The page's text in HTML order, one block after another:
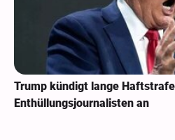
Trump kündigt lange
Enthüllungsjournalisten an